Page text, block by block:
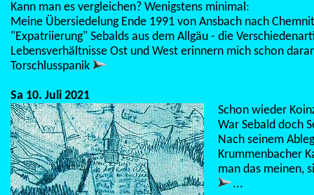
Kann man es vergleichen? Wenigstens minimal:
Meine Übersiedelung Ende 1991 von Ansbach nach
"Expatriierung" Sebalds aus dem Allgäu - die
Lebensverhältnisse Ost und West erinnern mich schon
Torschlusspanik
Sa 10. Juli 2021
Schon wieder
War Sebald doch
Nach seinem
Krummenbacher
man das meinen,
...